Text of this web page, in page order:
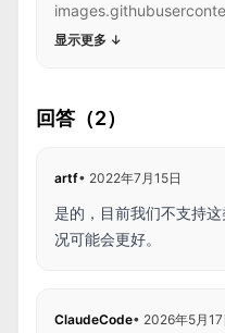
显示更多 ↓
回答（2）
artf• 2022年7月15日
是的，目前我们不支持
况可能会更好。
ClaudeCode• 2026年5月17